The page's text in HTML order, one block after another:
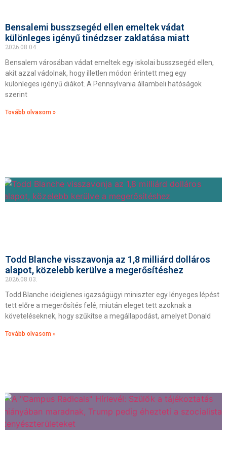
Bensalemi busszsegéd ellen emeltek vádat
különleges igényű tinédzser zaklatása miatt
2026.08.04.
Bensalem városában vádat emeltek egy iskolai busszsegéd ellen,
akit azzal vádolnak, hogy illetlen módon érintett meg egy
különleges igényű diákot. A Pennsylvania állambeli hatóságok
szerint
Tovább olvasom »
Todd Blanche visszavonja az 1,8 milliárd dolláros
alapot, közelebb kerülve a megerősítéshez
2026.08.03.
Todd Blanche ideiglenes igazságügyi miniszter egy lényeges lépést
tett előre a megerősítés felé, miután eleget tett azoknak a
követeléseknek, hogy szűkítse a megállapodást, amelyet Donald
Tovább olvasom »